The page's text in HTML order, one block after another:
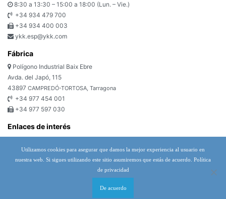
8:30 a 13:30 – 15:00 a 18:00 (Lun. – Vie.)
+34 934 479 700
+34 934 400 003
ykk.esp@ykk.com
Fábrica
Polígono Industrial Baix Ebre
Avda. del Japó, 115
43897 CAMPREDÓ-TORTOSA, Tarragona
+34 977 454 001
+34 977 597 030
Enlaces de interés
Política de cookies
Condiciones generales de venta y suministro de bienes (EMEA)
Utilizamos cookies para asegurar que damos la mejor experiencia al usuario en
nuestra web. Si sigues utilizando este sitio asumiremos que estás de acuerdo. Política
de privacidad
De acuerdo